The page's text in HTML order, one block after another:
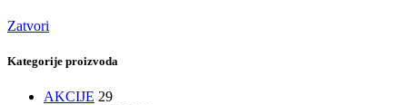
Zatvori
Kategorije proizvoda
AKCIJE 29